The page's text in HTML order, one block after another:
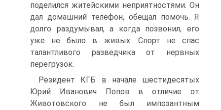
поделился житейскими неприятностями. Он
дал домашний телефон, обещал помочь. Я
долго раздумывал, а когда позвонил, его
уже не было в живых. Спорт не спас
талантливого разведчика от нервных
перегрузок.
Резидент КГБ в начале шестидесятых
Юрий Иванович Попов в отличие от
Животовского не был импозантным